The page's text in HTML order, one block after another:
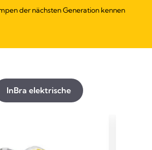
der nächsten Generation kennen
InBra elektrische